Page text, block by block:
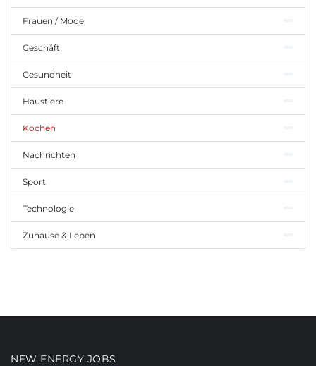
Frauen / Mode
Geschäft
Gesundheit
Haustiere
Kochen
Nachrichten
Sport
Technologie
Zuhause & Leben
NEW ENERGY JOBS